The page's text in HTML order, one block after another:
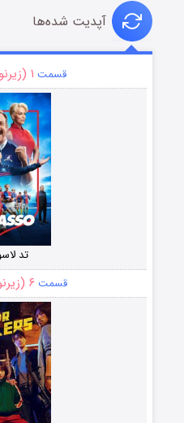
آپدیت شده‌ها
قسمت ۱ (زیرنویس)
تد
قسمت ۶ (زیرنویس)